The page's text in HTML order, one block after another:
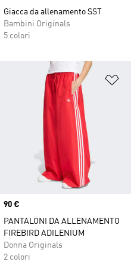
Giacca da allenamento SST
Bambini Originals
5 colori
alla lista dei desideri
Price
90 €
PANTALONI DA ALLENAMENTO
FIREBIRD ADILENIUM
Donna Originals
2 colori